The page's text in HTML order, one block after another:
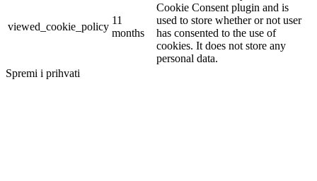
viewed_cookie_policy
11
months
Cookie Consent plugin and is
used to store whether or not user
has consented to the use of
cookies. It does not store any
personal data.
Spremi i prihvati